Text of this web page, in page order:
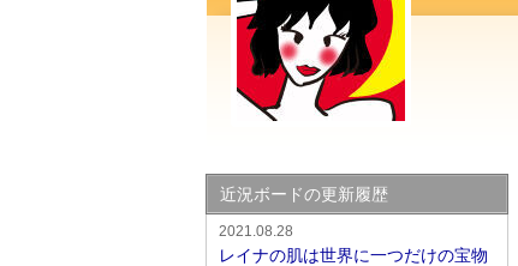
近況ボードの更新履歴
2021.08.28
レイナの肌は世界に一つだけの宝物